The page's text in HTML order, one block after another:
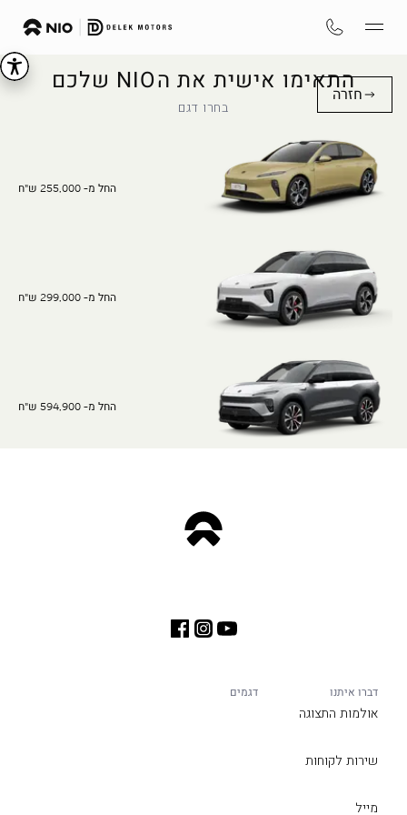
חזרה
התאימו אישית את הNIO שלכם
בחרו דגם
החל מ- 255,000 ש"ח
החל מ- 299,000 ש"ח
החל מ- 594,900 ש"ח
דברו איתנו
אולמות התצוגה
שירות לקוחות
מייל
דגמים